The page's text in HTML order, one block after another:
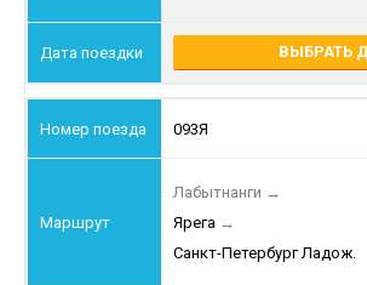
ВЫБРАТЬ
093Я
Лабытнанги →
Ярега →
Санкт-Петербург Ладож.